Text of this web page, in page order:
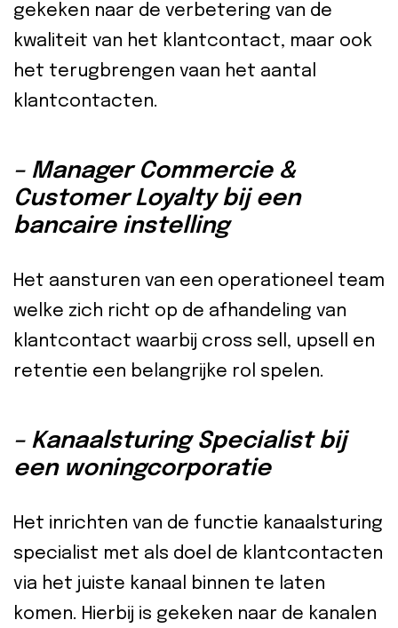
gekeken naar de verbetering van de
kwaliteit van het klantcontact, maar ook
het terugbrengen vaan het aantal
klantcontacten.
– Manager Commercie &
Customer Loyalty bij een
bancaire instelling
Het aansturen van een operationeel team
welke zich richt op de afhandeling van
klantcontact waarbij cross sell, upsell en
retentie een belangrijke rol spelen.
– Kanaalsturing Specialist bij
een woningcorporatie
Het inrichten van de functie kanaalsturing
specialist met als doel de klantcontacten
via het juiste kanaal binnen te laten
komen. Hierbij is gekeken naar de kanalen